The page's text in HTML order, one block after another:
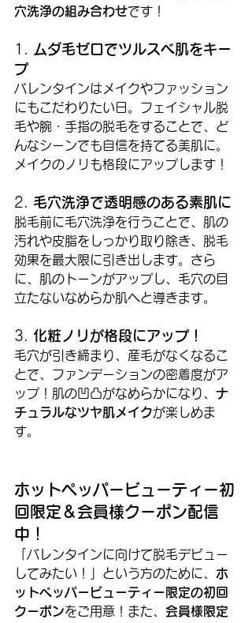
穴洗浄の組み合わせです！
1.
ムダ毛ゼロでツルスベ肌をキー
プ
バレンタインはメイクやファッション
にもこだわりたい日。フェイシャル脱
毛や腕・手指の脱毛をすることで、ど
んなシーンでも自信を持てる美肌に。
メイクのノリも格段にアップします！
2. 毛穴洗浄で透明感のある素肌に
脱毛前に毛穴洗浄を行うことで、肌の
汚れや皮脂をしっかり取り除き、脱毛
効果を最大限に引き出します。さら
に、肌のトーンがアップし、毛穴の目
立たないなめらか肌へと導きます。
3. 化粧ノリが格段にアップ！
毛穴が引き締まり、産毛がなくなるこ
とで、ファンデーションの密着度がア
ップ！肌の凹凸がなめらかになり、 ナ
チュラルなツヤ肌メイクが楽しめま
す。
ホットペッパービューティー初
回限定＆会員様クーポン配信
中！
「バレンタインに向けて脱毛デビュー
してみたい！」という方のために、 ホ
ットペッパービューティー限定の初回
クーポンをご用意！また、 会員様限定